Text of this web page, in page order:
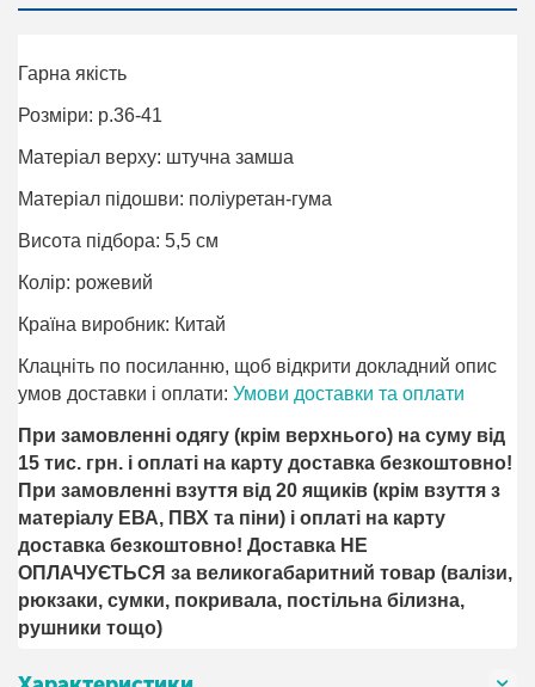
Гарна якість
Розміри: р.36-41
Матеріал верху: штучна замша
Матеріал підошви: поліуретан-гума
Висота підбора: 5,5 см
Колір: рожевий
Країна виробник: Китай
Клацніть по посиланню, щоб відкрити докладний опис
умов доставки і оплати:Умови доставки та оплати
При замовленні одягу (крім верхнього) на суму від
15 тис. грн. і оплаті на карту доставка безкоштовно!
При замовленні взуття від 20 ящиків (крім взуття з
матеріалу ЕВА, ПВХ та піни) і оплаті на карту
доставка безкоштовно! Доставка НЕ ​​
ОПЛАЧУЄТЬСЯ за великогабаритний товар (валізи,
рюкзаки, сумки, покривала, постільна білизна,
рушники тощо)